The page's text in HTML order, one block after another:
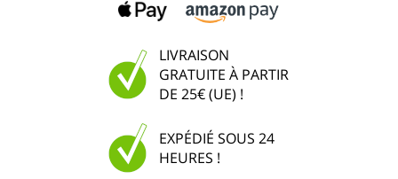
LIVRAISON
GRATUITE À PARTIR
DE 25€ (UE) !
EXPÉDIÉ SOUS 24
HEURES !